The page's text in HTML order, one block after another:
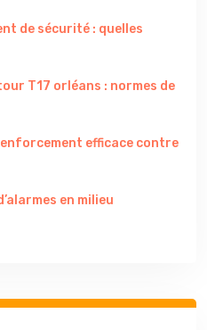
de sécurité : quelles
T17 orléans : normes de
efficace contre
en milieu